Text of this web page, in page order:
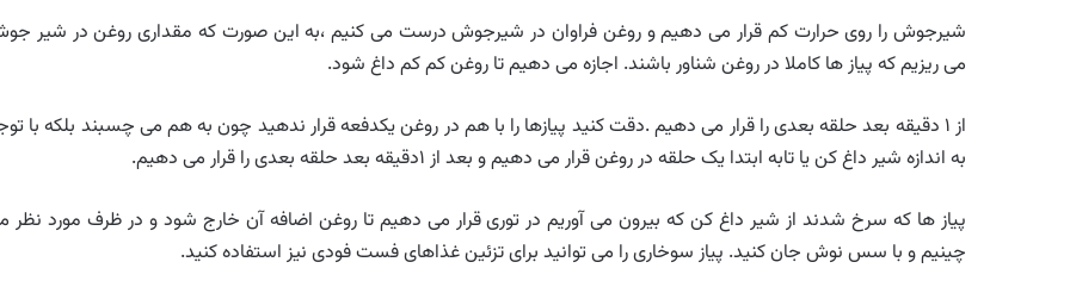
شیرجوش را روی حرارت کم قرار می دهیم و روغن فراوان در شیرجوش درست می کنیم ،به این صورت که مقداری روغن در شیر
می ریزیم که پیاز ها کاملا در روغن شناور باشند. اجازه می دهیم تا روغن کم کم داغ شود.
از ۱ دقیقه بعد حلقه بعدی را قرار می دهیم .دقت کنید پیازها را با هم در روغن یکدفعه قرار ندهید چون به هم می چسبند بلکه با
به اندازه شیر داغ کن یا تابه ابتدا یک حلقه در روغن قرار می دهیم و بعد از ۱دقیقه بعد حلقه بعدی را قرار می دهیم.
پیاز ها که سرخ شدند از شیر داغ کن که بیرون می آوریم در توری قرار می دهیم تا روغن اضافه آن خارج شود و در ظرف مورد نظر
چینیم و با سس نوش جان کنید. پیاز سوخاری را می توانید برای تزئین غذاهای فست فودی نیز استفاده کنید.